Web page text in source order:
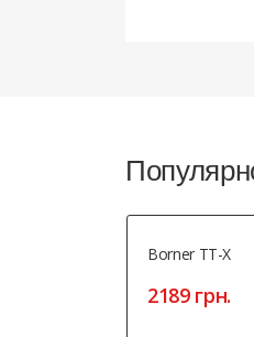
Borner TT-X
2189 грн.